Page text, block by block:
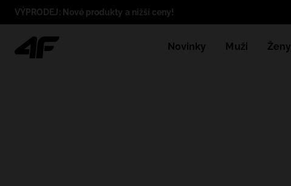
VÝPRODEJ: Nové produkty a nižší ceny!
Novinky Muži Ženy